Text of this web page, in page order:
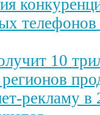
телефонов
10
рекламу в